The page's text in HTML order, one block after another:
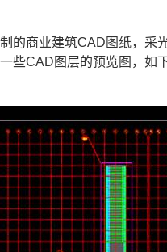
的商业建筑CAD 图纸，采
些CAD图层的预览图，如下